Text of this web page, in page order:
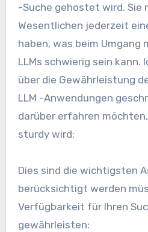
-Suche gehostet wird. Sie
Wesentlichen jederzeit
haben, was beim Umgang
LLMs schwierig sein kann.
über die Gewährleistung
LLM -Anwendungen
darüber erfahren
sturdy wird:
Dies sind die wichtigsten Aspekte, die
berücksichtigt werden
Verfügbarkeit für Ihren
gewährleisten: